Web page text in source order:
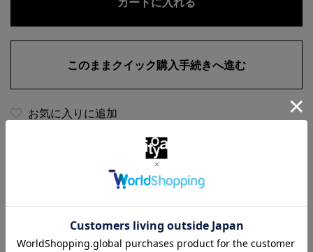
お気に入りに追加
返品・交換について
商品の特徴